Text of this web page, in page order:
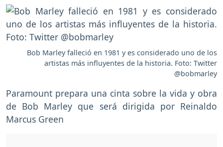
Bob Marley falleció en 1981 y es considerado uno de los
artistas más influyentes de la historia. Foto: Twitter
@bobmarley
Paramount prepara una cinta sobre la vida y obra
de Bob Marley que será dirigida por Reinaldo
Marcus Green